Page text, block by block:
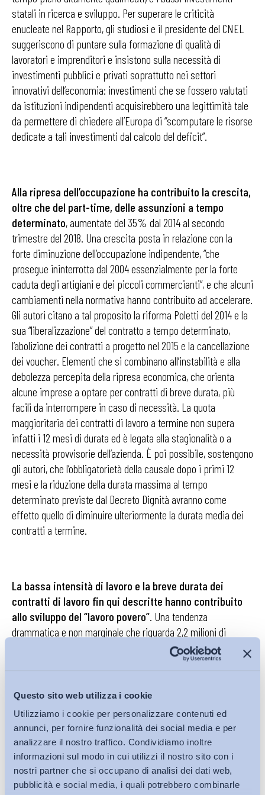
Questo sito web utilizza i cookie
Utilizziamo i cookie per personalizzare contenuti ed
annunci, per fornire funzionalità dei social media e per
analizzare il nostro traffico. Condividiamo inoltre
informazioni sul modo in cui utilizzi il nostro sito con i
nostri partner che si occupano di analisi dei dati web,
pubblicità e social media, i quali potrebbero combinarle
statali in ricerca e sviluppo. Per superare le criticità
enucleate nel Rapporto, gli studiosi e il presidente del CNEL
suggeriscono di puntare sulla formazione di qualità di
lavoratori e imprenditori e insistono sulla necessità di
investimenti pubblici e privati soprattutto nei settori
innovativi dell’economia: investimenti che se fossero valutati
da istituzioni indipendenti acquisirebbero una legittimità tale
da permettere di chiedere all’Europa di “scomputare le risorse
dedicate a tali investimenti dal calcolo del deficit”.
Alla ripresa dell’occupazione ha contribuito la crescita,
oltre che del part-time, delle assunzioni a tempo
determinato, aumentate del 35% dal 2014 al secondo
trimestre del 2018. Una crescita posta in relazione con la
forte diminuzione dell’occupazione indipendente, “che
prosegue ininterrotta dal 2004 essenzialmente per la forte
caduta degli artigiani e dei piccoli commercianti”, e che alcuni
cambiamenti nella normativa hanno contribuito ad accelerare.
Gli autori citano a tal proposito la riforma Poletti del 2014 e la
sua “liberalizzazione” del contratto a tempo determinato,
l’abolizione dei contratti a progetto nel 2015 e la cancellazione
dei voucher. Elementi che si combinano all’instabilità e alla
debolezza percepita della ripresa economica, che orienta
alcune imprese a optare per contratti di breve durata, più
facili da interrompere in caso di necessità. La quota
maggioritaria dei contratti di lavoro a termine non supera
infatti i 12 mesi di durata ed è legata alla stagionalità o a
necessità provvisorie dell’azienda. È poi possibile, sostengono
gli autori, che l’obbligatorietà della causale dopo i primi 12
mesi e la riduzione della durata massima al tempo
determinato previste dal Decreto Dignità avranno come
effetto quello di diminuire ulteriormente la durata media dei
contratti a termine.
La bassa intensità di lavoro e la breve durata dei
contratti di lavoro fin qui descritte hanno contribuito
allo sviluppo del “lavoro povero”. Una tendenza
drammatica e non marginale che riguarda 2,2 milioni di
famiglie, che si trovano a rischio povertà nonostante almeno
un componente sia occupato. Se in una famiglia è presente
dell’anno e con un orario ridotto, è facile capire come la
famiglia in questione sia esposta al rischio di povertà e come
lavoro povero e povertà, sebbene non perfettamente
sovrapponibili, siano concetti tra loro collegati. Ma il
fenomeno dei cosiddettiworking poors riguarda anche i salari
orari, dato che, si legge nel Rapporto, “in alcuni casi risultano
inferiori ai minimi contrattuali dei livelli di inquadramento più